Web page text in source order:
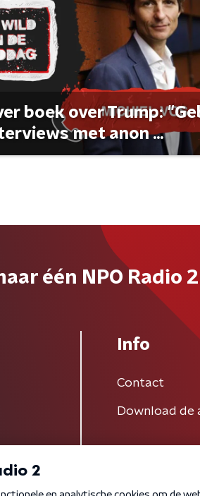
boek over Trump:
met anon ...
één NPO Radio 2
Info
Contact
Download de